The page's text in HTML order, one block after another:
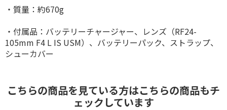
・質量：約670g
・付属品：バッテリーチャージャー、レンズ（RF24-
105mm F4 L IS USM）、バッテリーパック、ストラップ、
シューカバー
こちらの商品を見ている方はこちらの商品もチ
ェックしています